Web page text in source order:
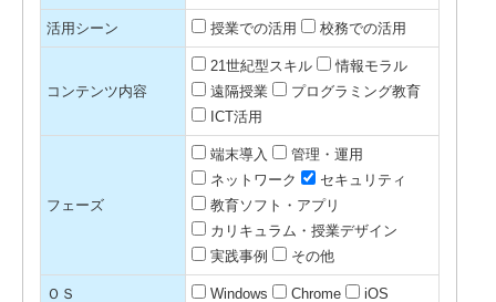
活用シーン 授業での活用 校務での活用
コンテンツ内容
21世紀型スキル
情報モラル
遠隔授業
プログラミング教育
ICT活用
フェーズ
端末導入
管理・運用
ネットワーク
セキュリティ
教育ソフト・アプリ
カリキュラム・授業デザイン
実践事例
その他
ＯＳ Windows Chrome iOS